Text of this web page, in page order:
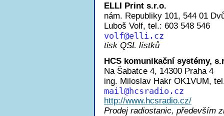
ELLI Print s.r.o.
nám. Republiky 101, 544 01
Luboš Volf, tel.: 603 548 546
volf@elli.cz
tisk QSL lístků
HCS komunikační systémy,
Na Šabatce 4, 14300 Praha 4
ing. Miloslav Hakr OK1VUM,
mail@hcsradio.cz
http://www.hcsradio.cz/
Prodej radiostanic, především